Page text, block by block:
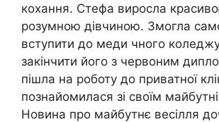
кохання. Стефа виросла
розумною дівчиною. Змогла
вступити до меди чного
закінчити його з червоним
пішла на роботу до приватної
познайомилася зі своїм
Новина про майбутнє весілля